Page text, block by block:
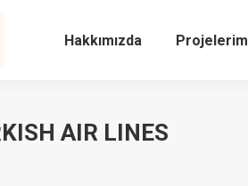
Hakkımızda
AIR LINES